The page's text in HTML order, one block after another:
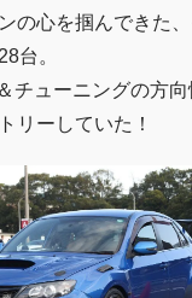
の心を掴んできた
台。
チューニングの方
リーしていた！